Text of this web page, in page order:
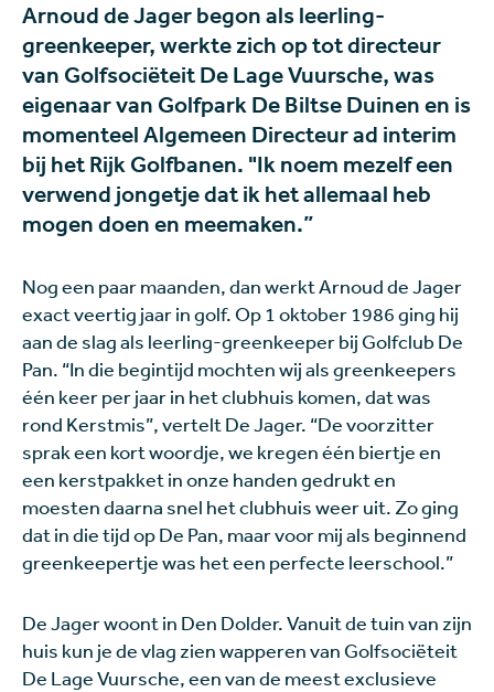
Arnoud de Jager begon als leerling-
greenkeeper, werkte zich op tot directeur
van Golfsociëteit De Lage Vuursche, was
eigenaar van Golfpark De Biltse Duinen en is
momenteel Algemeen Directeur ad interim
bij het Rijk Golfbanen. "Ik noem mezelf een
verwend jongetje dat ik het allemaal heb
mogen doen en meemaken.”
Nog een paar maanden, dan werkt Arnoud de Jager
exact veertig jaar in golf. Op 1 oktober 1986 ging hij
aan de slag als leerling-greenkeeper bij Golfclub De
Pan. “In die begintijd mochten wij als greenkeepers
één keer per jaar in het clubhuis komen, dat was
rond Kerstmis”, vertelt De Jager. “De voorzitter
sprak een kort woordje, we kregen één biertje en
een kerstpakket in onze handen gedrukt en
moesten daarna snel het clubhuis weer uit. Zo ging
dat in die tijd op De Pan, maar voor mij als beginnend
greenkeepertje was het een perfecte leerschool.”
De Jager woont in Den Dolder. Vanuit de tuin van zijn
huis kun je de vlag zien wapperen van Golfsociëteit
De Lage Vuursche, een van de meest exclusieve